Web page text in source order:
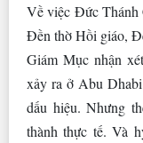
Về việc Đức Thánh
Đền thờ Hồi giáo,
Giám Mục nhận
xảy ra ở Abu
dấu hiệu. Nhưng
thành thực tế. Và